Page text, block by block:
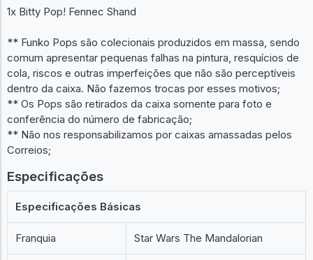
1x Bitty Pop! Fennec Shand
** Funko Pops são colecionais produzidos em massa, sendo
comum apresentar pequenas falhas na pintura, resquícios de
cola, riscos e outras imperfeições que não são perceptíveis
dentro da caixa. Não fazemos trocas por esses motivos;
** Os Pops são retirados da caixa somente para foto e
conferência do número de fabricação;
** Não nos responsabilizamos por caixas amassadas pelos
Correios;
Especificações
Especificações Básicas
Franquia Star Wars The Mandalorian